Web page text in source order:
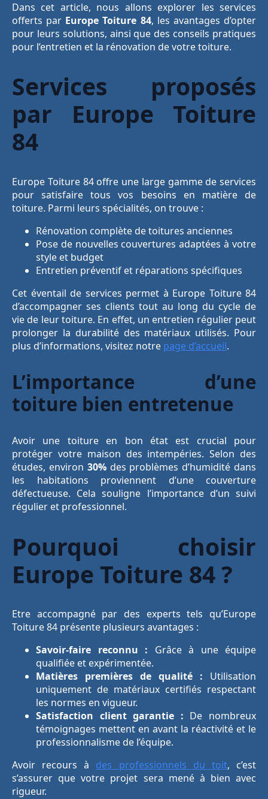
Dans cet article, nous allons explorer les services
offerts par Europe Toiture 84, les avantages d’opter
pour leurs solutions, ainsi que des conseils pratiques
pour l’entretien et la rénovation de votre toiture.
Services proposés
par Europe Toiture
84
Europe Toiture 84 offre une large gamme de services
pour satisfaire tous vos besoins en matière de
toiture. Parmi leurs spécialités, on trouve :
Rénovation complète de toitures anciennes
Pose de nouvelles couvertures adaptées à votre
style et budget
Entretien préventif et réparations spécifiques
Cet éventail de services permet à Europe Toiture 84
d’accompagner ses clients tout au long du cycle de
vie de leur toiture. En effet, un entretien régulier peut
prolonger la durabilité des matériaux utilisés. Pour
plus d’informations, visitez notre page d’accueil.
L’importance d’une
toiture bien entretenue
Avoir une toiture en bon état est crucial pour
protéger votre maison des intempéries. Selon des
études, environ 30%des problèmes d’humidité dans
les habitations proviennent d’une couverture
défectueuse. Cela souligne l’importance d’un suivi
régulier et professionnel.
Pourquoi choisir
Europe Toiture 84 ?
Etre accompagné par des experts tels qu’Europe
Toiture 84 présente plusieurs avantages :
Savoir-faire reconnu : Grâce à une équipe
qualifiée et expérimentée.
Matières premières de qualité : Utilisation
uniquement de matériaux certifiés respectant
les normes en vigueur.
Satisfaction client garantie : De nombreux
témoignages mettent en avant la réactivité et le
professionnalisme de l’équipe.
Avoir recours à des professionnels du toit, c’est
s’assurer que votre projet sera mené à bien avec
rigueur.